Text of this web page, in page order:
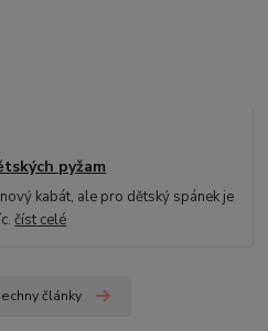
pyžam
kabát, ale pro dětský spánek je
číst celé
články